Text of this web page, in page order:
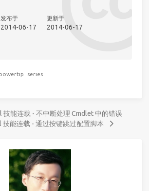
发布于
2014-06-17
更新于
2014-06-17
powertip series
技能连载 - 不中断处理 Cmdlet 中的错误
技能连载 - 通过按键跳过配置脚本